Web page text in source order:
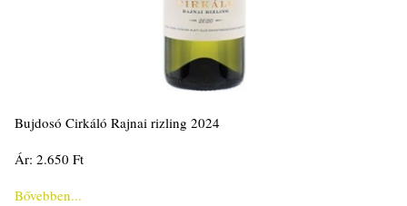
Bujdosó Cirkáló Rajnai rizling 2024
Ár: 2.650 Ft
Bővebben...